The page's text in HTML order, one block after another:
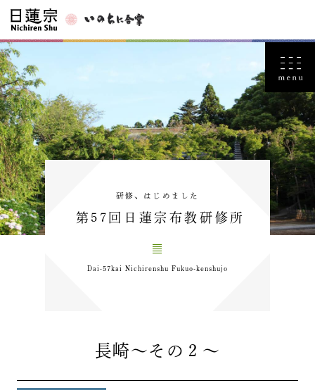
研修、はじめました
第57回日蓮宗布教研修所
Dai-57kai Nichirenshu Fukuo-kenshujo
長崎～その２～